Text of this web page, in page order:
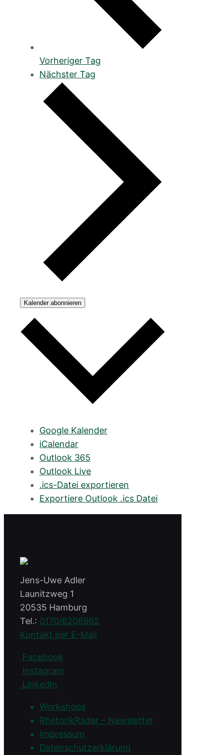
Vorheriger Tag
Nächster Tag
Kalender abonnieren
Google Kalender
iCalendar
Outlook 365
Outlook Live
.ics-Datei exportieren
Exportiere Outlook .ics Datei
Jens-Uwe Adler
Launitzweg 1
20535 Hamburg
Tel.: 0170/6206962
Kontakt per E-Mail
Facebook
Instagram
LinkedIn
Workshops
RhetorikRadar – Newsletter
Impressum
Datenschutzerklärung